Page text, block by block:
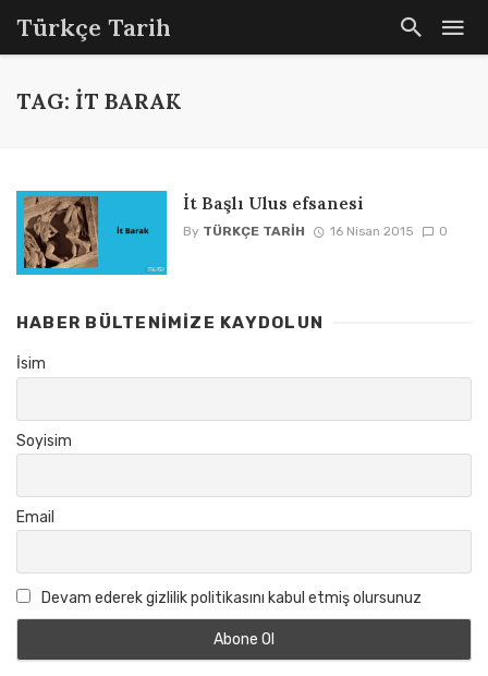
Türkçe Tarih
TAG: İT BARAK
İt Başlı Ulus efsanesi
By TÜRKÇE TARIH 16 Nisan 2015 0
HABER BÜLTENIMIZE KAYDOLUN
İsim
Soyisim
Email
Devam ederek gizlilik politikasını kabul etmiş olursunuz